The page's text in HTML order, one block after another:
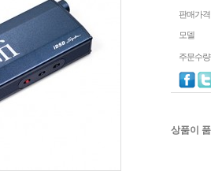
판매가격
모델
주문수량
상품이